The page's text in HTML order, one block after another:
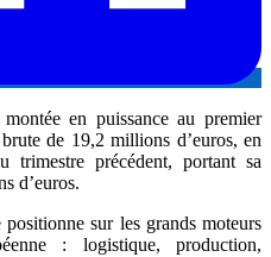
en puissance au premier
de 19,2 millions d’euros, en
précédent, portant sa
d’euros.
sur les grands moteurs
: logistique, production,